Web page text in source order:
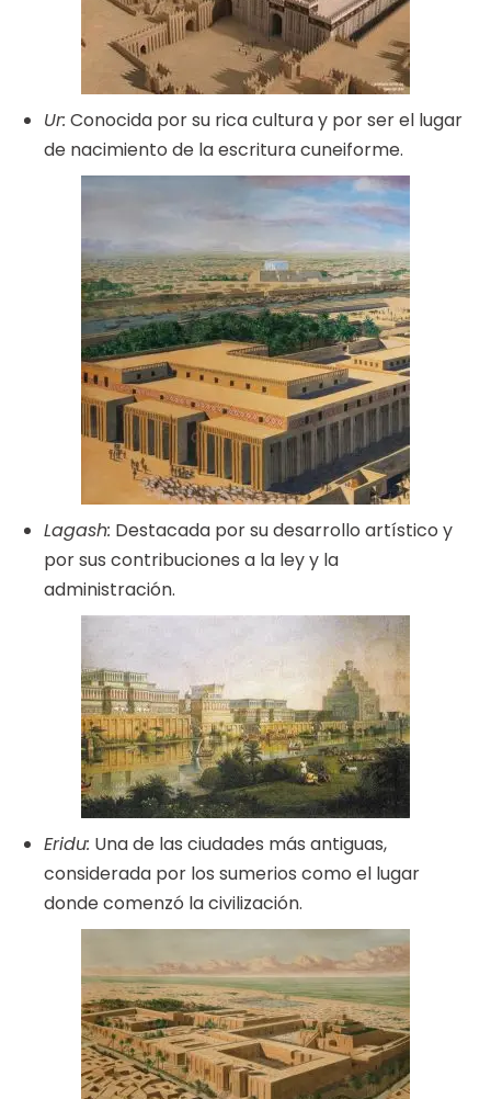
Ur: Conocida por su rica cultura y por ser el lugar
de nacimiento de la escritura cuneiforme.
Lagash: Destacada por su desarrollo artístico y
por sus contribuciones a la ley y la
administración.
Eridu: Una de las ciudades más antiguas,
considerada por los sumerios como el lugar
donde comenzó la civilización.